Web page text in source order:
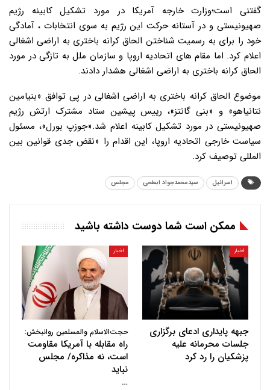
گفتنی است؛وزارت خارجه آمریکا در مورد تشکیل کابینه رژیم
صهیونیستی و در آستانه حرکت این رژیم به سوی انتخابات ، آمادگی
خود را برای به رسمیت شناختن الحاق کرانه باختری به اراضی اشغالی
اعلام کرد. اما مقام های اتحادیه اروپا و سازمان ملل به تازگی در مورد
الحاق کرانه باختری به اراضی اشغالی هشدار دادند.
موضوع الحاق کرانه باختری به اراضی اشغالی در پی توافق «بنیامین
نتانیاهو» و «بنی گانتز»، رییس پیشین ستاد مشترک ارتش رژیم
صهیونیستی در مورد تشکیل کابینه اعلام شد.«جوزپ بورل»، مسئول
سیاست خارجی اتحادیه اروپا، این اقدام را «نقض جدی قوانین بین
المللی توصیف کرد.
اسرائیل سیدمحمدجواد ابطحی مجلس
ممکن است شما دوست داشته باشید
اخبار
جبهه پایداری ادعای برگزاری
جلسات محرمانه علیه
پزشکیان را رد کرد
اخبار
حجت‌الاسلام والمسلمین روانبخش:
راه مقابله با آمریکا مقاومت
است، نه مذاکره/ مجلس
نباید
…